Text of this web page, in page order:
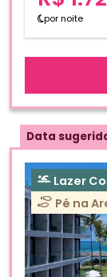
por noite
Data
Lazer
Pé na